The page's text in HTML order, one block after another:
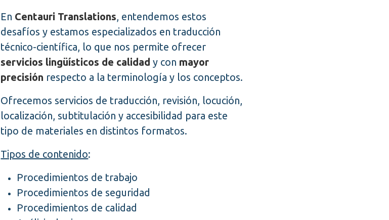
En Centauri Translations, entendemos estos
desafíos y estamos especializados en traducción
técnico-científica, lo que nos permite ofrecer
servicios lingüísticos de calidad y con mayor
precisión respecto a la terminología y los conceptos.
Ofrecemos servicios de traducción, revisión, locución,
localización, subtitulación y accesibilidad para este
tipo de materiales en distintos formatos.
Tipos de contenido:
Procedimientos de trabajo
Procedimientos de seguridad
Procedimientos de calidad